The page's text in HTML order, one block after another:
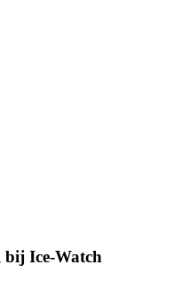
bij Ice-Watch